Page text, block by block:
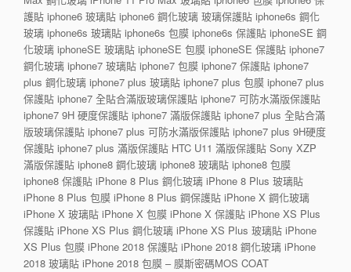
護貼 iphone6 玻璃貼 iphone6 鋼化玻璃 玻璃保護貼 iphone6s 鋼化
玻璃 iphone6s 玻璃貼 iphone6s 包膜 iphone6s 保護貼 iphoneSE 鋼
化玻璃 iphoneSE 玻璃貼 iphoneSE 包膜 iphoneSE 保護貼 iphone7
鋼化玻璃 iphone7 玻璃貼 iphone7 包膜 iphone7 保護貼 iphone7
plus 鋼化玻璃 iphone7 plus 玻璃貼 iphone7 plus 包膜 iphone7 plus
保護貼 iphone7 全貼合滿版玻璃保護貼 iphone7 可防水滿版保護貼
iphone7 9H 硬度保護貼 iphone7 滿版保護貼 iphone7 plus 全貼合滿
版玻璃保護貼 iphone7 plus 可防水滿版保護貼 iphone7 plus 9H硬度
保護貼 iphone7 plus 滿版保護貼 HTC U11 滿版保護貼 Sony XZP
滿版保護貼 iphone8 鋼化玻璃 iphone8 玻璃貼 iphone8 包膜
iphone8 保護貼 iPhone 8 Plus 鋼化玻璃 iPhone 8 Plus 玻璃貼
iPhone 8 Plus 包膜 iPhone 8 Plus 鋼保護貼 iPhone X 鋼化玻璃
iPhone X 玻璃貼 iPhone X 包膜 iPhone X 保護貼 iPhone XS Plus
保護貼 iPhone XS Plus 鋼化玻璃 iPhone XS Plus 玻璃貼 iPhone
XS Plus 包膜 iPhone 2018 保護貼 iPhone 2018 鋼化玻璃 iPhone
2018 玻璃貼 iPhone 2018 包膜 – 膜斯密碼MOS COAT